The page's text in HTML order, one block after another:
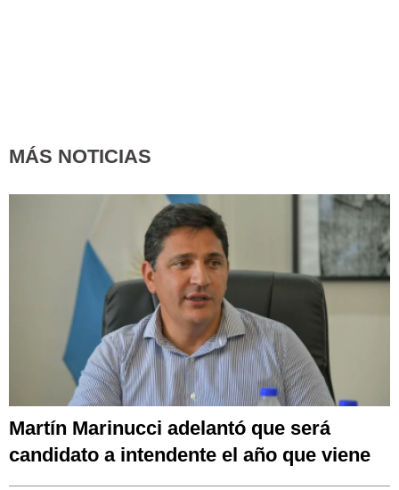
MÁS NOTICIAS
Martín Marinucci adelantó que será
candidato a intendente el año que viene